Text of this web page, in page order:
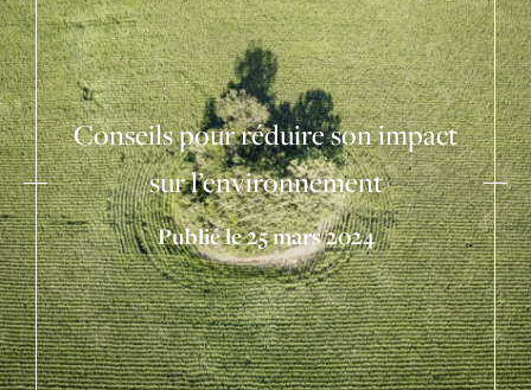
Conseils pour réduire son impact
sur l’environnement
Publié le 25 mars 2024